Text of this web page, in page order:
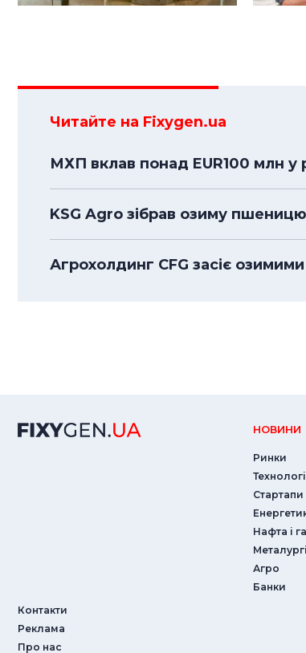
Читайте на Fixygen.ua
МХП вклав понад EUR100 млн у
KSG Agro зібрав озиму
Агрохолдинг CFG засіє
Контакти
Реклама
Про нас
НОВИНИ
Ринки
Стартапи
Нафта і
Агро
Банки